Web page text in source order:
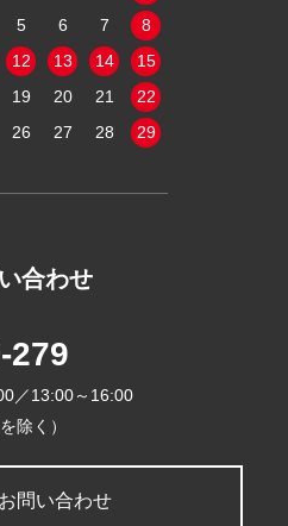
5 6 7
8
12 13 14
15
19 20 21
22
26 27 28
29
合わせ
279
／13:00～16:00
除く）
お問い合わせ